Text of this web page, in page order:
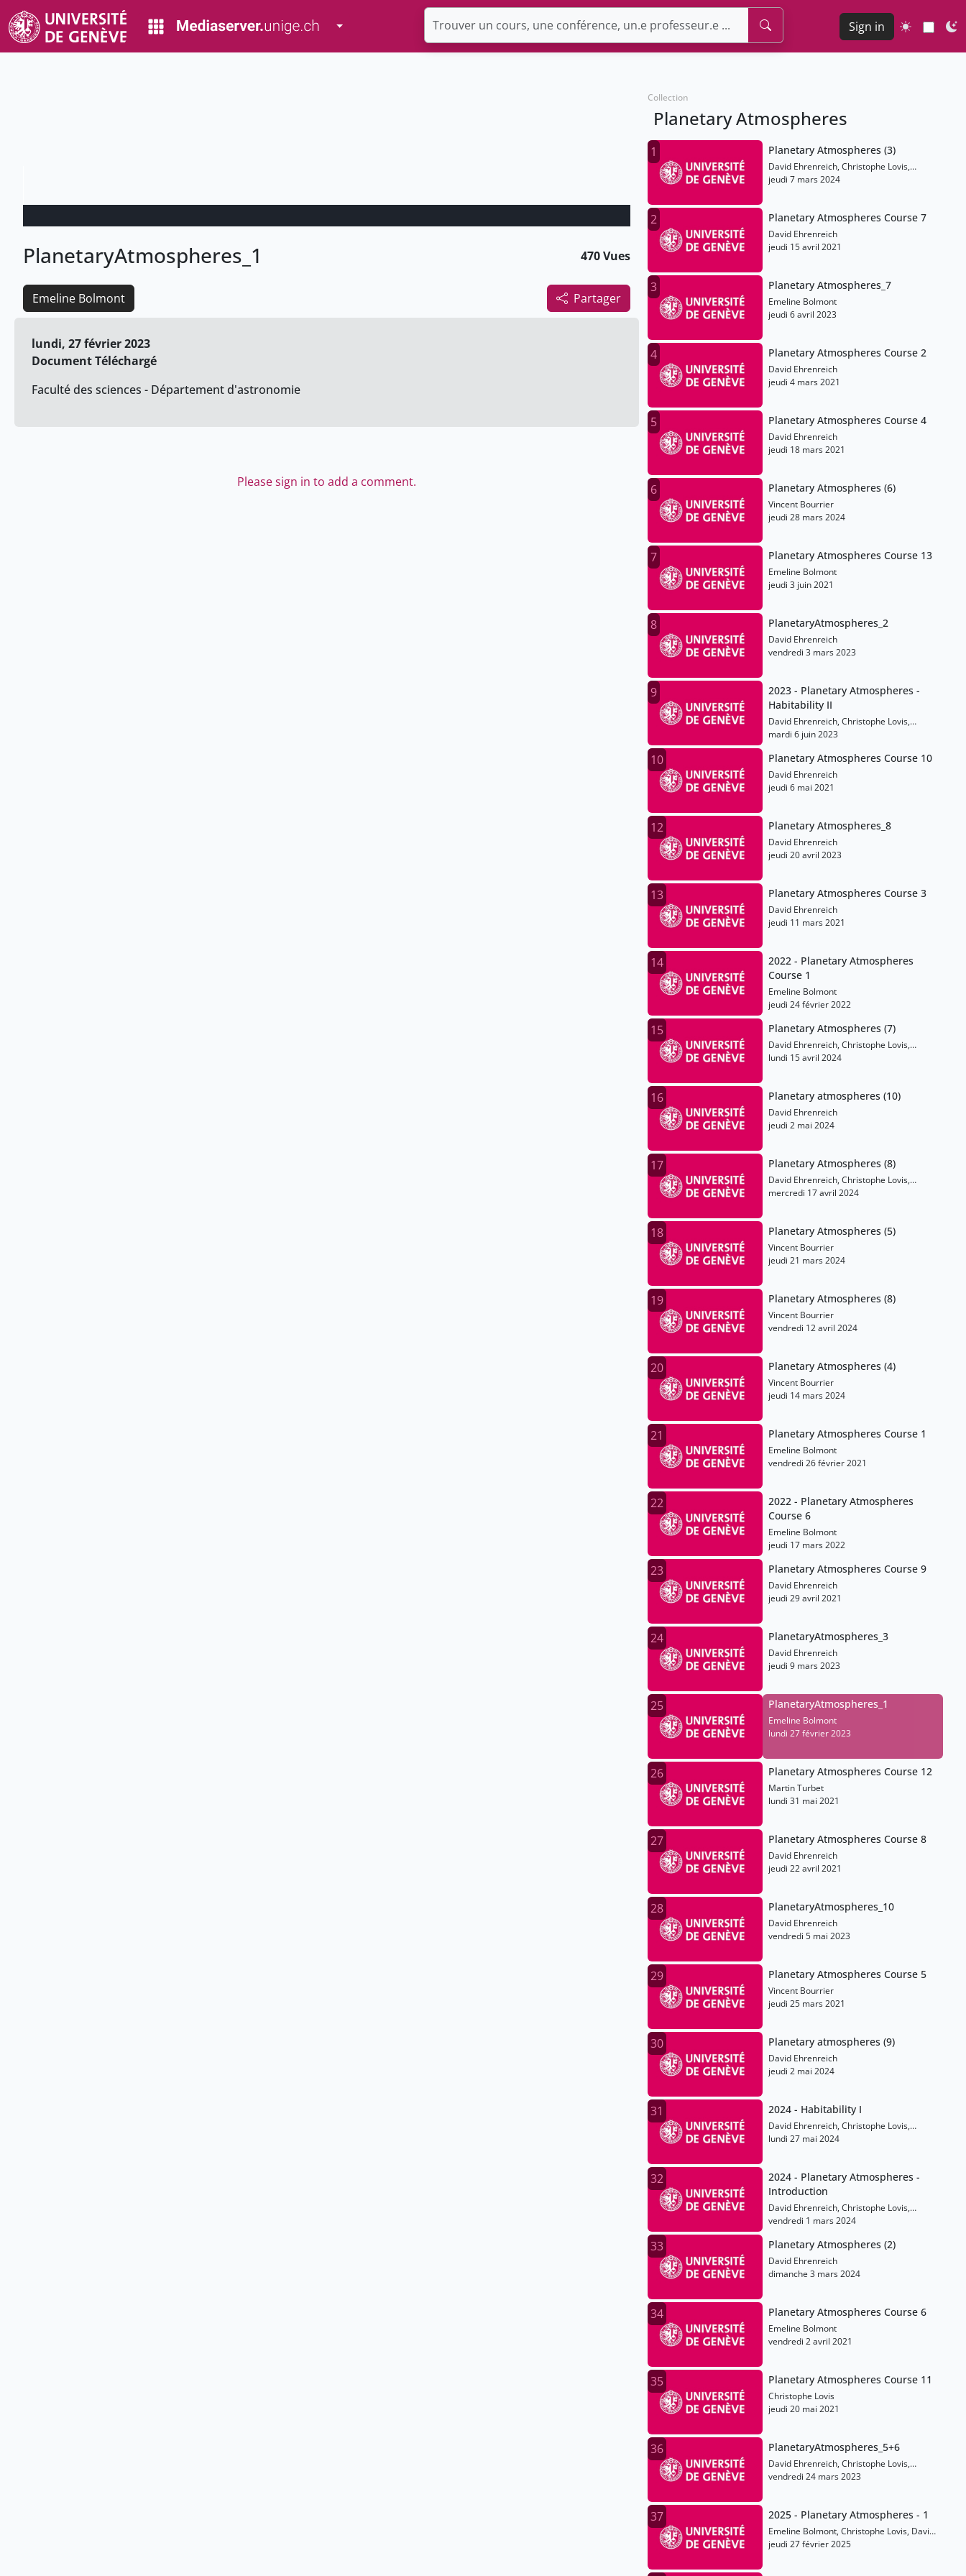
Toggle Dropdown Sign in
PlanetaryAtmospheres_1 470 Vues
Partager
Emeline Bolmont
lundi, 27 février 2023
Document Téléchargé
Faculté des sciences - Département d'astronomie
Please sign in to add a comment.
Collection
Planetary Atmospheres
1 Planetary Atmospheres (3)
David Ehrenreich, Christophe Lovis,
Emeline Bolmont, Martin Turbet, Vincent
jeudi 7 mars 2024
2 Planetary Atmospheres Course 7
David Ehrenreich
jeudi 15 avril 2021
3 Planetary Atmospheres_7
Emeline Bolmont
jeudi 6 avril 2023
4 Planetary Atmospheres Course 2
David Ehrenreich
jeudi 4 mars 2021
5 Planetary Atmospheres Course 4
David Ehrenreich
jeudi 18 mars 2021
6 Planetary Atmospheres (6)
Vincent Bourrier
jeudi 28 mars 2024
7 Planetary Atmospheres Course 13
Emeline Bolmont
jeudi 3 juin 2021
8 PlanetaryAtmospheres_2
David Ehrenreich
vendredi 3 mars 2023
9
2023 - Planetary Atmospheres -
Habitability II
David Ehrenreich, Christophe Lovis,
Emeline Bolmont, Martin Turbet, Vincent
mardi 6 juin 2023
10 Planetary Atmospheres Course 10
David Ehrenreich
jeudi 6 mai 2021
12 Planetary Atmospheres_8
David Ehrenreich
jeudi 20 avril 2023
13 Planetary Atmospheres Course 3
David Ehrenreich
jeudi 11 mars 2021
14
2022 - Planetary Atmospheres
Course 1
Emeline Bolmont
jeudi 24 février 2022
15 Planetary Atmospheres (7)
David Ehrenreich, Christophe Lovis,
Emeline Bolmont, Martin Turbet, Vincent
lundi 15 avril 2024
16 Planetary atmospheres (10)
David Ehrenreich
jeudi 2 mai 2024
17 Planetary Atmospheres (8)
David Ehrenreich, Christophe Lovis,
Emeline Bolmont, Martin Turbet, Vincent
mercredi 17 avril 2024
18 Planetary Atmospheres (5)
Vincent Bourrier
jeudi 21 mars 2024
19 Planetary Atmospheres (8)
Vincent Bourrier
vendredi 12 avril 2024
20 Planetary Atmospheres (4)
Vincent Bourrier
jeudi 14 mars 2024
21 Planetary Atmospheres Course 1
Emeline Bolmont
vendredi 26 février 2021
22
2022 - Planetary Atmospheres
Course 6
Emeline Bolmont
jeudi 17 mars 2022
23 Planetary Atmospheres Course 9
David Ehrenreich
jeudi 29 avril 2021
24 PlanetaryAtmospheres_3
David Ehrenreich
jeudi 9 mars 2023
25 PlanetaryAtmospheres_1
Emeline Bolmont
lundi 27 février 2023
26 Planetary Atmospheres Course 12
Martin Turbet
lundi 31 mai 2021
27 Planetary Atmospheres Course 8
David Ehrenreich
jeudi 22 avril 2021
28 PlanetaryAtmospheres_10
David Ehrenreich
vendredi 5 mai 2023
29 Planetary Atmospheres Course 5
Vincent Bourrier
jeudi 25 mars 2021
30 Planetary atmospheres (9)
David Ehrenreich
jeudi 2 mai 2024
31 2024 - Habitability I
David Ehrenreich, Christophe Lovis,
Emeline Bolmont, Martin Turbet, Vincent
lundi 27 mai 2024
32
2024 - Planetary Atmospheres -
Introduction
David Ehrenreich, Christophe Lovis,
Emeline Bolmont, Martin Turbet, Vincent
vendredi 1 mars 2024
33 Planetary Atmospheres (2)
David Ehrenreich
dimanche 3 mars 2024
34 Planetary Atmospheres Course 6
Emeline Bolmont
vendredi 2 avril 2021
35 Planetary Atmospheres Course 11
Christophe Lovis
jeudi 20 mai 2021
36 PlanetaryAtmospheres_5+6
David Ehrenreich, Christophe Lovis,
Emeline Bolmont, Martin Turbet, Vincent
vendredi 24 mars 2023
37 2025 - Planetary Atmospheres - 1
Emeline Bolmont, Christophe Lovis, David
Ehrenreich, Martin Turbet, Vincent
jeudi 27 février 2025